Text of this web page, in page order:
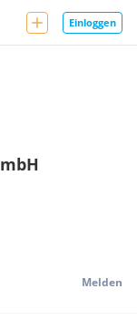
Einloggen
Melden